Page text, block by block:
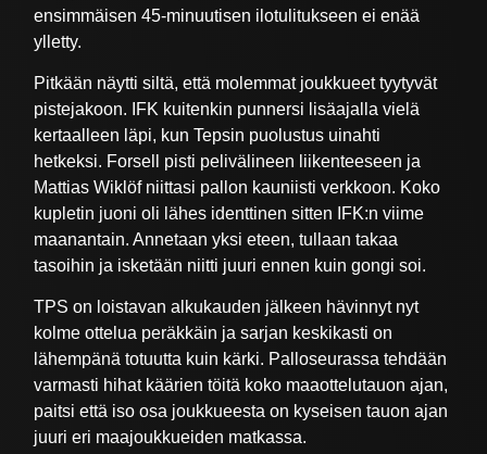
ensimmäisen 45-minuutisen ilotulitukseen ei enää
ylletty.
Pitkään näytti siltä, että molemmat joukkueet tyytyvät
pistejakoon. IFK kuitenkin punnersi lisäajalla vielä
kertaalleen läpi, kun Tepsin puolustus uinahti
hetkeksi. Forsell pisti pelivälineen liikenteeseen ja
Mattias Wiklöf niittasi pallon kauniisti verkkoon. Koko
kupletin juoni oli lähes identtinen sitten IFK:n viime
maanantain. Annetaan yksi eteen, tullaan takaa
tasoihin ja isketään niitti juuri ennen kuin gongi soi.
TPS on loistavan alkukauden jälkeen hävinnyt nyt
kolme ottelua peräkkäin ja sarjan keskikasti on
lähempänä totuutta kuin kärki. Palloseurassa tehdään
varmasti hihat käärien töitä koko maaottelutauon ajan,
paitsi että iso osa joukkueesta on kyseisen tauon ajan
juuri eri maajoukkueiden matkassa.